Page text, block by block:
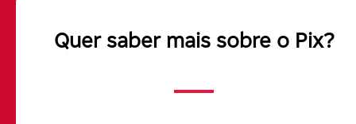
Quer saber mais sobre o Pix?